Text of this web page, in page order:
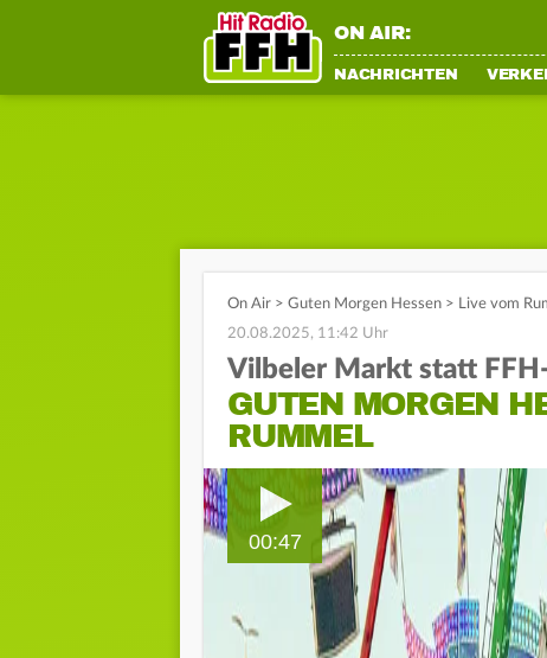
ON AIR:
NACHRICHTEN
On Air > Guten Morgen Hessen > Live vom
20.08.2025, 11:42 Uhr
Vilbeler Markt statt
GUTEN MORGEN
RUMMEL
00:47